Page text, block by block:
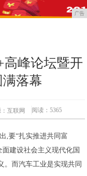
广告
峰论坛暨开
落幕
互联网 阅读：5365
,要“扎实推进共同富
建设社会主义现代化国
。而汽车工业是实现共同